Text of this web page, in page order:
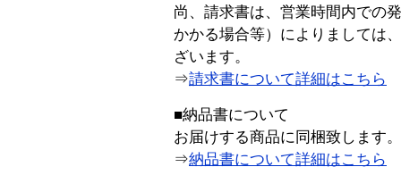
尚、請求書は、営業時間内での
かかる場合等）によりましては
ざいます。
⇒請求書について詳細はこちら
■納品書について
お届けする商品に同梱致します。
⇒納品書について詳細はこちら